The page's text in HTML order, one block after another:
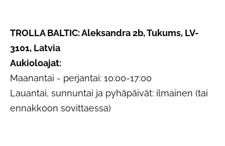
TROLLA BALTIC: Aleksandra 2b, Tukums, LV-
3101, Latvia
Aukioloajat:
Maanantai - perjantai: 10:00-17:00
Lauantai, sunnuntai ja pyhäpäivät: ilmainen (tai
ennakkoon sovittaessa)